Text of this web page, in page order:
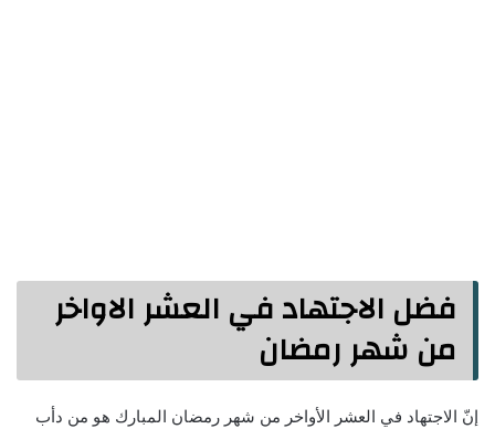
فضل الاجتهاد في العشر الاواخر
من شهر رمضان
إنّ الاجتهاد في العشر الأواخر من شهر رمضان المبارك هو من دأب